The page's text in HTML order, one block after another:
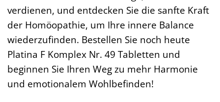
verdienen, und entdecken Sie die sanfte Kraft
der Homöopathie, um Ihre innere Balance
wiederzufinden. Bestellen Sie noch heute
Platina F Komplex Nr. 49 Tabletten und
beginnen Sie Ihren Weg zu mehr Harmonie
und emotionalem Wohlbefinden!